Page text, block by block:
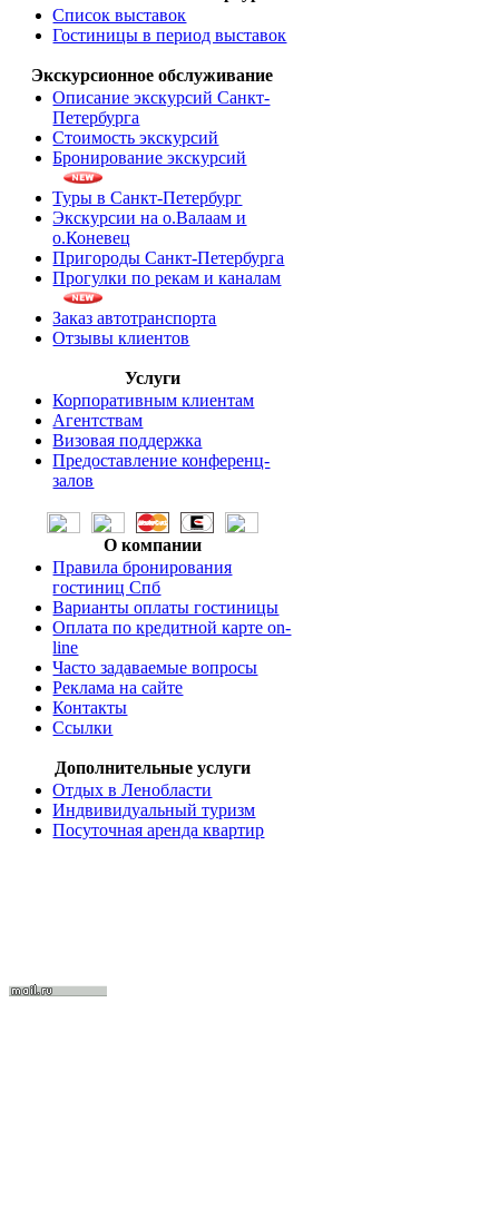
Список выставок
Гостиницы в период выставок
Экскурсионное обслуживание
Описание экскурсий Санкт-
Петербурга
Стоимость экскурсий
Бронирование экскурсий
Туры в Санкт-Петербург
Экскурсии на о.Валаам и
о.Коневец
Пригороды Санкт-Петербурга
Прогулки по рекам и каналам
Заказ автотранспорта
Отзывы клиентов
Услуги
Корпоративным клиентам
Агентствам
Визовая поддержка
Предоставление конференц-
залов
О компании
Правила бронирования
гостиниц Спб
Варианты оплаты гостиницы
Оплата по кредитной карте on-
line
Часто задаваемые вопросы
Реклама на сайте
Контакты
Ссылки
Дополнительные услуги
Отдых в Ленобласти
Индвивидуальный туризм
Посуточная аренда квартир